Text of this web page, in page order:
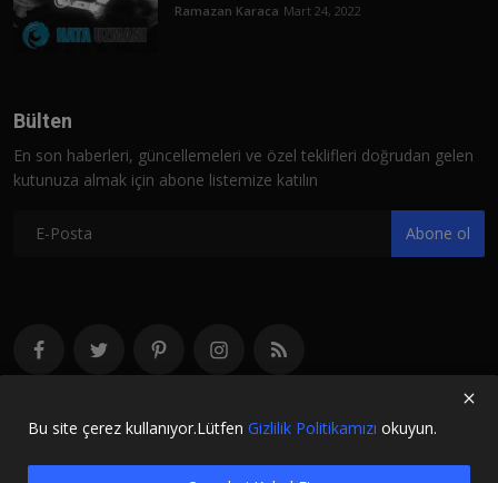
Ramazan Karaca Mart 24, 2022
Bülten
En son haberleri, güncellemeleri ve özel teklifleri doğrudan gelen
kutunuza almak için abone listemize katılın
Abone ol
Bu site çerez kullanıyor.Lütfen Gizlilik Politikamızı okuyun.